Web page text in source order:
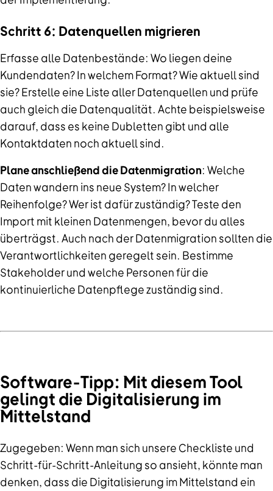
Schritt 6: Datenquellen migrieren
Erfasse alle Datenbestände: Wo liegen deine
Kundendaten? In welchem Format? Wie aktuell sind
sie? Erstelle eine Liste aller Datenquellen und prüfe
auch gleich die Datenqualität. Achte beispielsweise
darauf, dass es keine Dubletten gibt und alle
Kontaktdaten noch aktuell sind.
Plane anschließend die Datenmigration: Welche
Daten wandern ins neue System? In welcher
Reihenfolge? Wer ist dafür zuständig? Teste den
Import mit kleinen Datenmengen, bevor du alles
überträgst. Auch nach der Datenmigration sollten die
Verantwortlichkeiten geregelt sein. Bestimme
Stakeholder und welche Personen für die
kontinuierliche Datenpflege zuständig sind.
Software-Tipp: Mit diesem Tool
gelingt die Digitalisierung im
Mittelstand
Zugegeben: Wenn man sich unsere Checkliste und
Schritt-für-Schritt-Anleitung so ansieht, könnte man
denken, dass die Digitalisierung im Mittelstand ein